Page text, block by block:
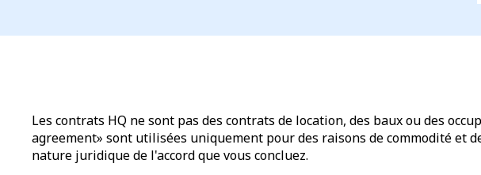
Les contrats HQ ne sont pas des contrats de location, des baux ou des
agreement» sont utilisées uniquement pour des raisons de commodité et
nature juridique de l'accord que vous concluez.